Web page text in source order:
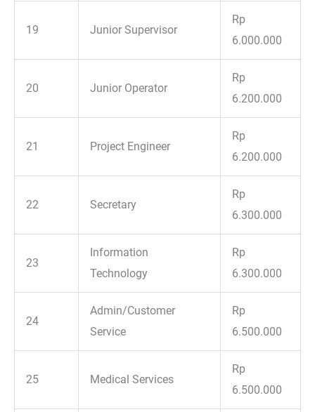
19 Junior Supervisor
Rp
6.000.000
20 Junior Operator
Rp
6.200.000
21 Project Engineer
Rp
6.200.000
22 Secretary
Rp
6.300.000
23
Information
Technology
Rp
6.300.000
24
Admin/Customer
Service
Rp
6.500.000
25 Medical Services
Rp
6.500.000